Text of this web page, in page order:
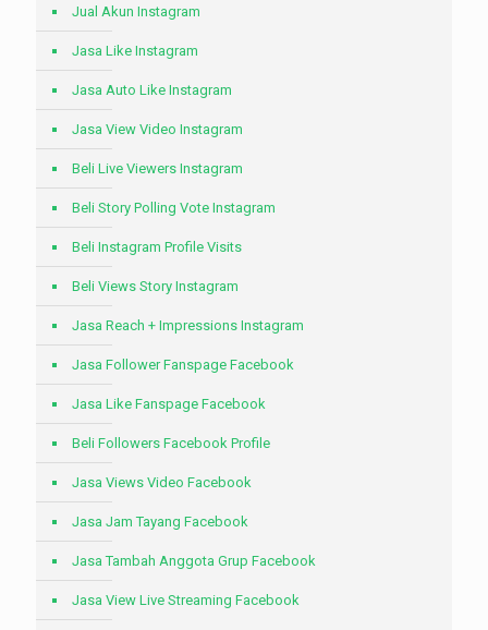
Jual Akun Instagram
Jasa Like Instagram
Jasa Auto Like Instagram
Jasa View Video Instagram
Beli Live Viewers Instagram
Beli Story Polling Vote Instagram
Beli Instagram Profile Visits
Beli Views Story Instagram
Jasa Reach + Impressions Instagram
Jasa Follower Fanspage Facebook
Jasa Like Fanspage Facebook
Beli Followers Facebook Profile
Jasa Views Video Facebook
Jasa Jam Tayang Facebook
Jasa Tambah Anggota Grup Facebook
Jasa View Live Streaming Facebook